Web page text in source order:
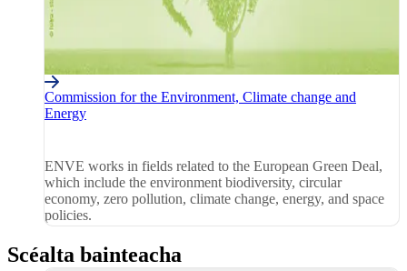
Commission for the Environment, Climate change and
Energy
ENVE works in fields related to the European Green Deal,
which include the environment biodiversity, circular
economy, zero pollution, climate change, energy, and space
policies.
Scéalta bainteacha